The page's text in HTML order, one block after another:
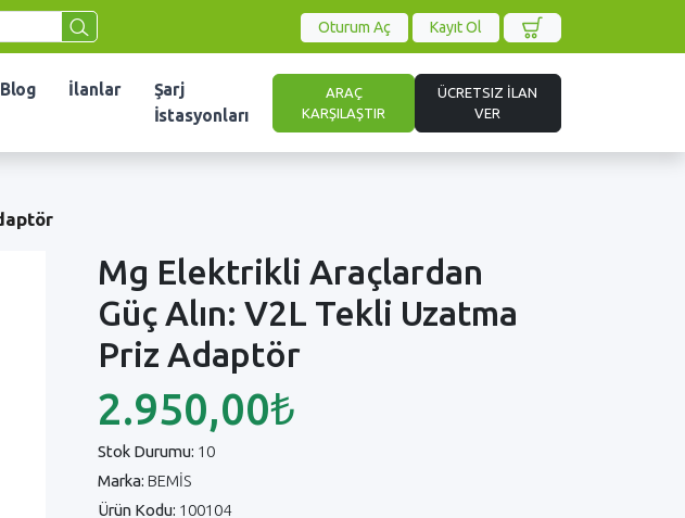
Oturum Aç Kayıt Ol
Blog İlanlar
Şarj
İstasyonları
ARAÇ
KARŞILAŞTIR
ÜCRETSIZ İLAN
VER
Mg Elektrikli Araçlardan
Güç Alın: V2L Tekli Uzatma
Priz Adaptör
2.950,00₺
Stok Durumu: 10
Marka: BEMİS
Ürün Kodu: 100104